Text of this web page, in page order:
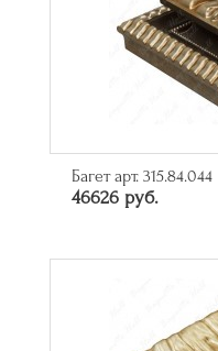
Багет арт. 315.84.044
46626 руб.